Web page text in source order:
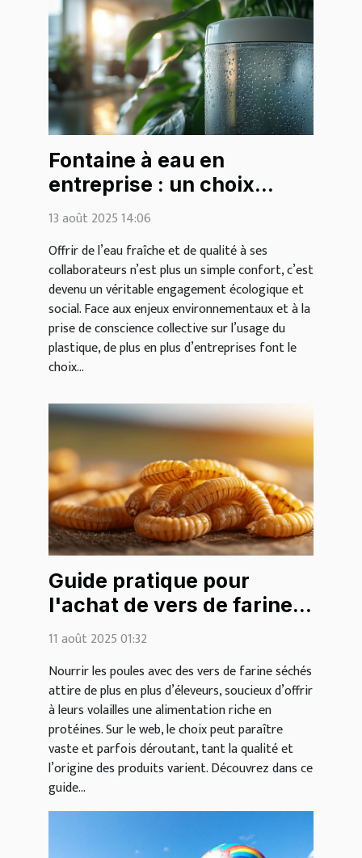
Fontaine à eau en
entreprise : un choix
écologique et bénéfique
13 août 2025 14:06
Offrir de l’eau fraîche et de qualité à ses
collaborateurs n’est plus un simple confort, c’est
devenu un véritable engagement écologique et
social. Face aux enjeux environnementaux et à la
prise de conscience collective sur l’usage du
plastique, de plus en plus d’entreprises font le
choix...
Guide pratique pour
l'achat de vers de farine
séchés pour les poules
11 août 2025 01:32
Nourrir les poules avec des vers de farine séchés
attire de plus en plus d’éleveurs, soucieux d’offrir
à leurs volailles une alimentation riche en
protéines. Sur le web, le choix peut paraître
vaste et parfois déroutant, tant la qualité et
l’origine des produits varient. Découvrez dans ce
guide...